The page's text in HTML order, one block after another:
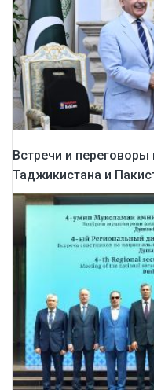
Встречи и
Таджикистана и